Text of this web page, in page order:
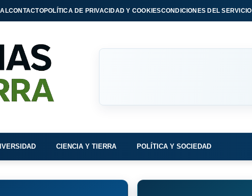
CONTACTOPOLÍTICA DE PRIVACIDAD Y COOKIESCONDICIONES DEL SERVICIO
CIENCIA Y TIERRA POLÍTICA Y SOCIEDAD